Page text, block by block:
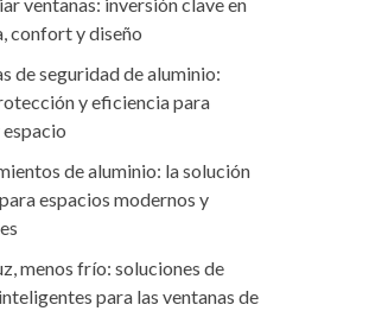
confort y diseño
de seguridad de aluminio:
y eficiencia para
de aluminio: la solución
espacios modernos y
menos frío: soluciones de
para las ventanas de